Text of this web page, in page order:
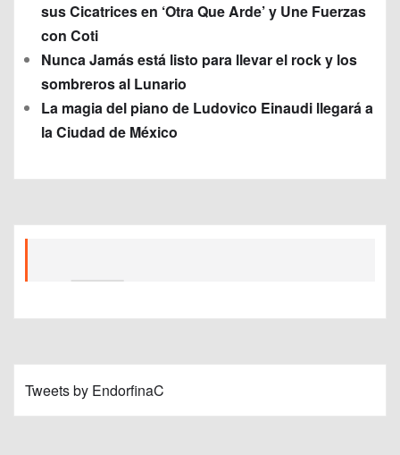
sus Cicatrices en ‘Otra Que Arde’ y Une Fuerzas
con Coti
Nunca Jamás está listo para llevar el rock y los
sombreros al Lunario
La magia del piano de Ludovico Einaudi llegará a
la Ciudad de México
Tweets by EndorfinaC